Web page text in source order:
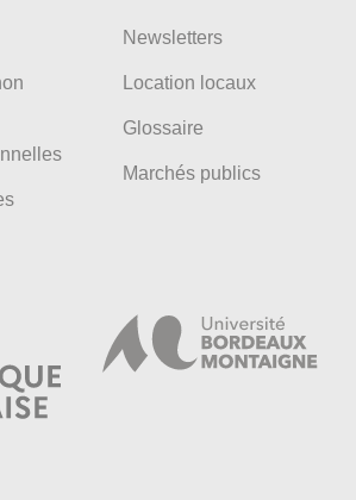
Newsletters
Location locaux
Glossaire
Marchés publics